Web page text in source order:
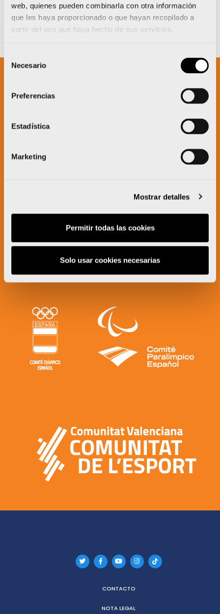
web, quienes pueden combinarla con otra información
que les haya proporcionado o que hayan recopilado a
partir del uso que haya hecho de sus servicios.
Selección
Necesario
Preferencias
Estadística
Marketing
Mostrar detalles
Permitir todas las cookies
Solo usar cookies necesarias
CONTACTO
NOTA LEGAL